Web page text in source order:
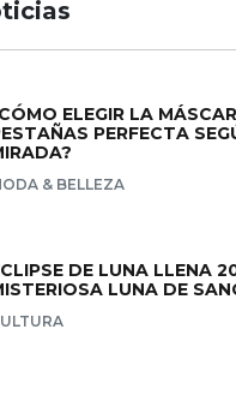
ELEGIR LA
PERFECTA
& BELLEZA
DE LUNA LLENA
LUNA DE